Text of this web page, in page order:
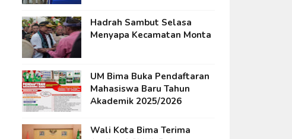
Hadrah Sambut Selasa
Menyapa Kecamatan Monta
UM Bima Buka Pendaftaran
Mahasiswa Baru Tahun
Akademik 2025/2026
Wali Kota Bima Terima